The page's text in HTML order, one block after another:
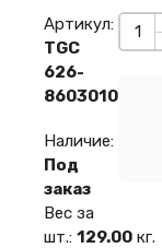
Артикул:
TGC
626-
8603010
Наличие:
Под
заказ
Вес за
шт.: 129.00 кг.